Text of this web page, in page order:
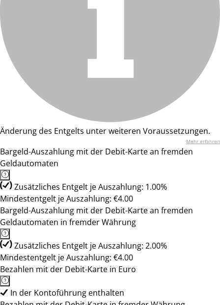
Änderung des Entgelts unter weiteren Voraussetzungen.
Mehr erfahren
Bargeld-Auszahlung mit der Debit-Karte an fremden
Geldautomaten
Zusätzliches Entgelt je Auszahlung: 1.00%
Mindestentgelt je Auszahlung: €4.00
Bargeld-Auszahlung mit der Debit-Karte an fremden
Geldautomaten in fremder Währung
Zusätzliches Entgelt je Auszahlung: 2.00%
Mindestentgelt je Auszahlung: €4.00
Bezahlen mit der Debit-Karte in Euro
In der Kontoführung enthalten